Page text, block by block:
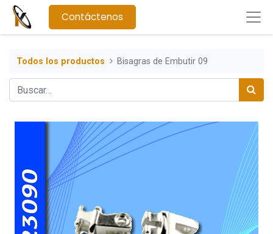
Contáctenos
Todos los productos Bisagras de Embutir 09